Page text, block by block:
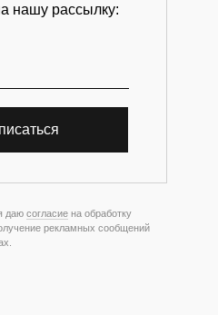
нашу рассылку:
даю согласие на обработку
рекламных сообщений